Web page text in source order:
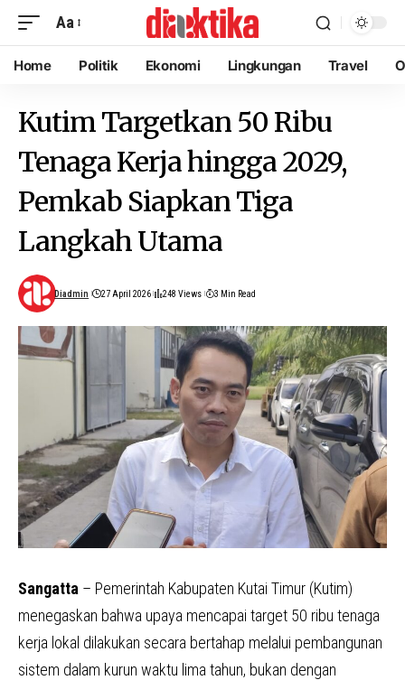
Aa
Home Politik Ekonomi Lingkungan Travel
Kutim Targetkan 50 Ribu
Tenaga Kerja hingga 2029,
Pemkab Siapkan Tiga
Langkah Utama
Diadmin 27 April 2026 248 Views 3 Min Read
Sangatta – Pemerintah Kabupaten Kutai Timur (Kutim)
menegaskan bahwa upaya mencapai target 50 ribu tenaga
kerja lokal dilakukan secara bertahap melalui pembangunan
sistem dalam kurun waktu lima tahun, bukan dengan